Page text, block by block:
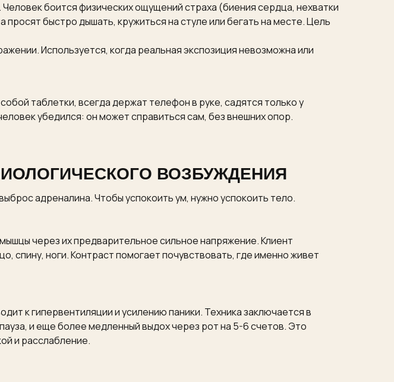
Человек боится физических ощущений страха (биения сердца, нехватки
быстро дышать, кружиться на стуле или бегать на месте. Цель
Используется, когда реальная экспозиция невозможна или
таблетки, всегда держат телефон в руке, садятся только у
убедился: он может справиться сам, без внешних опор.
ВОЗБУЖДЕНИЯ
адреналина. Чтобы успокоить ум, нужно успокоить тело.
через их предварительное сильное напряжение. Клиент
спину, ноги. Контраст помогает почувствовать, где именно живет
к гипервентиляции и усилению паники. Техника заключается в
и еще более медленный выдох через рот на 5-6 счетов. Это
и расслабление.